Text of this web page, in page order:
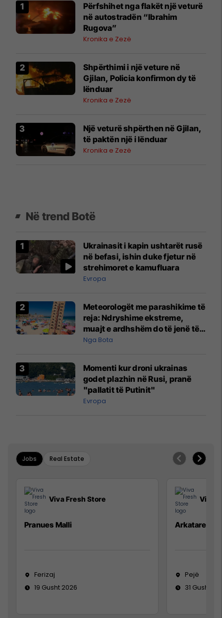
Përfshihet nga flakët një veturë
në autostradën “Ibrahim
Rugova”
Kronika e Zezë
Shpërthimi i një veture në
Gjilan, Policia konfirmon dy të
lënduar
Kronika e Zezë
Një veturë shpërthen në Gjilan,
të paktën një i lënduar
Kronika e Zezë
Në trend Botë
Ukrainasit i kapin ushtarët rusë
në befasi, ishin duke fjetur në
strehimoret e kamufluara
Evropa
Meteorologët me parashikime të
reja: Ndryshime ekstreme,
muajt e ardhshëm do të jenë të
pazakontë
Nga Bota
Momenti kur droni ukrainas
godet plazhin në Rusi, pranë
"pallatit të Putinit"
Evropa
Jobs Real Estate
Viva Fresh Store
Pranues Malli
Ferizaj
19 Gusht 2026
Viva
Arkatare
Pejë
31 Gusht